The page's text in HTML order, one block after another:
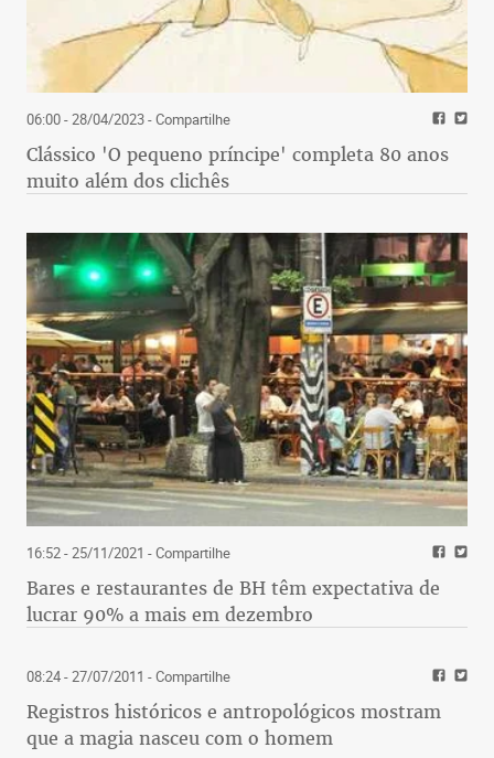
06:00 - 28/04/2023- Compartilhe
Clássico 'O pequeno príncipe' completa 80 anos
muito além dos clichês
16:52 - 25/11/2021 - Compartilhe
Bares e restaurantes de BH têm expectativa de
lucrar 90% a mais em dezembro
08:24 - 27/07/2011 - Compartilhe
Registros históricos e antropológicos mostram
que a magia nasceu com o homem